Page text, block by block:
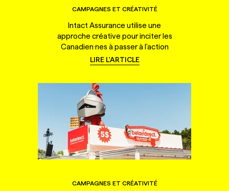
CAMPAGNES ET CRÉATIVITÉ
Intact Assurance utilise une
approche créative pour inciter les
Canadien·nes à passer à l'action
LIRE L'ARTICLE
CAMPAGNES ET CRÉATIVITÉ